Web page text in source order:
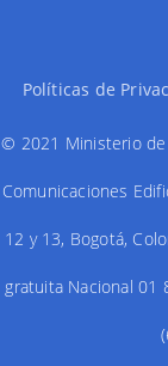
Políticas de
© 2021 Ministerio de
Comunicaciones
12 y 13, Bogotá,
gratuita Nacional 01